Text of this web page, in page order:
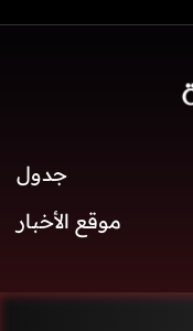
جدول
موقع الأخبار